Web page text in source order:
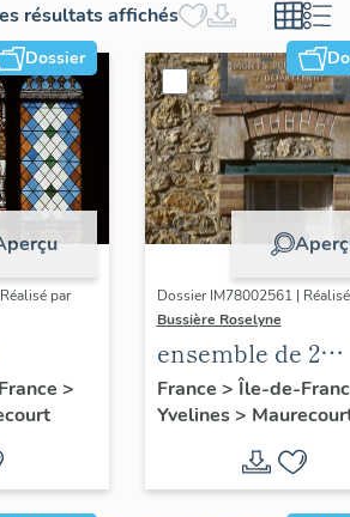
résultats affichés
Dossier
par
>
Dossier IM78002561 |
Bussière Roselyne
ensemble de 2
plaques
des instituteurs de
Seine et Oise
France > Île-de-
Yvelines>